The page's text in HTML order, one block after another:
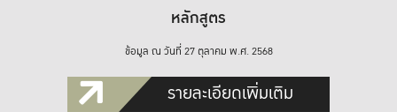
หลักสูตร
ข้อมูล ณ วันที่ 27 ตุลาคม พ.ศ. 2568
รายละเอียดเพิ่มเติม